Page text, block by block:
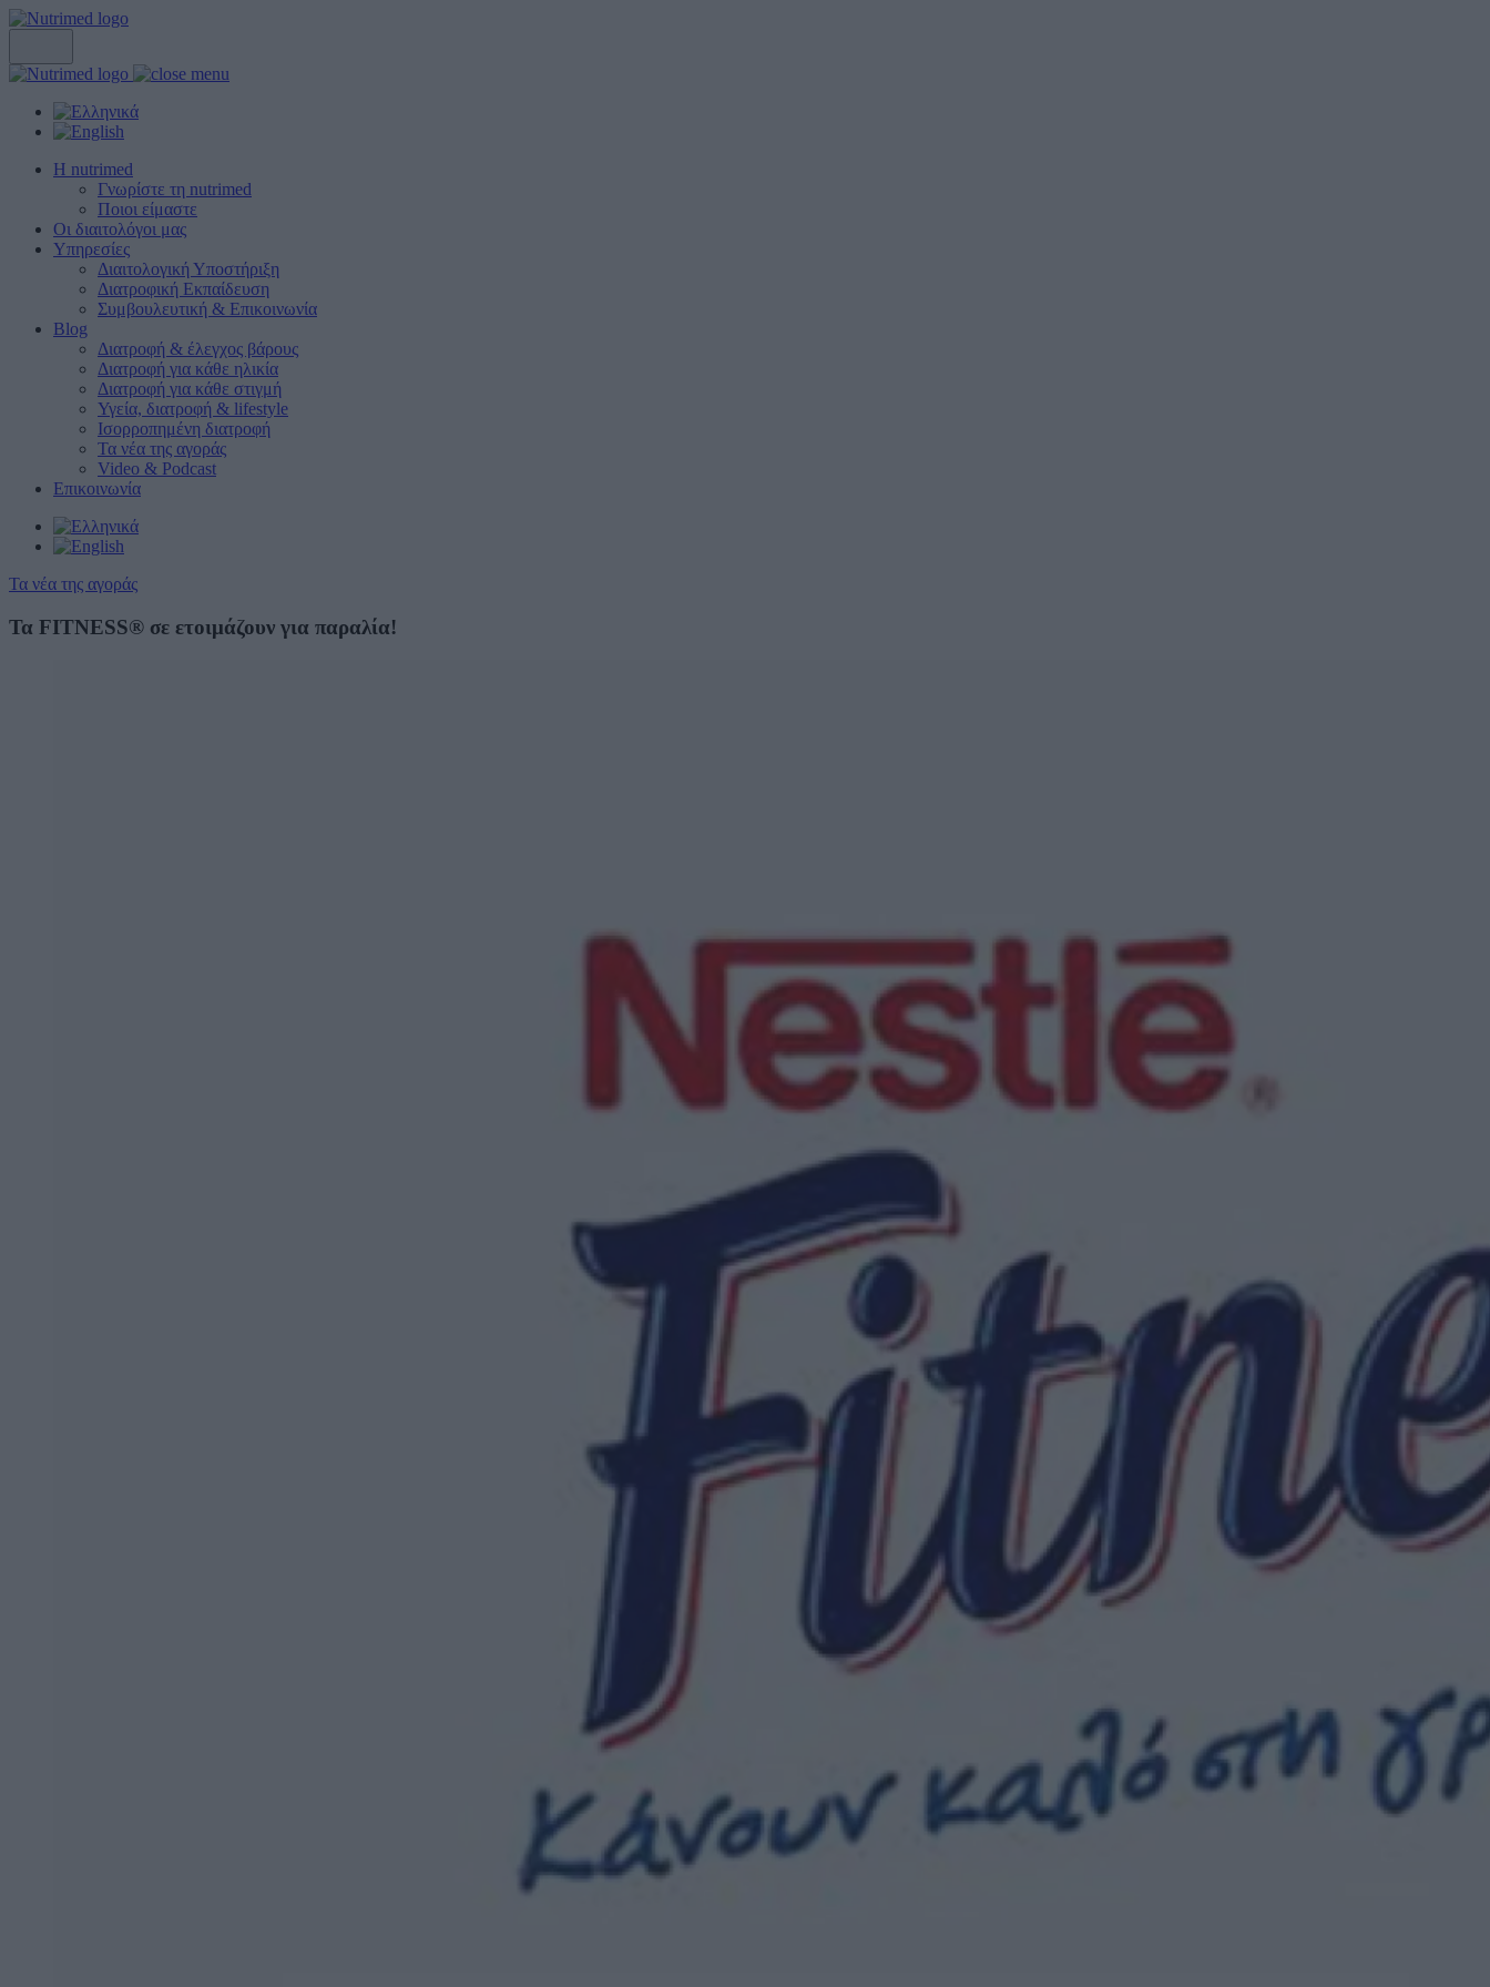
Η nutrimed
Γνωρίστε τη nutrimed
Ποιοι είμαστε
Οι διαιτολόγοι μας
Υπηρεσίες
Διαιτολογική Υποστήριξη
Διατροφική Εκπαίδευση
Συμβουλευτική & Επικοινωνία
Blog
Διατροφή & έλεγχος βάρους
Διατροφή για κάθε ηλικία
Διατροφή για κάθε στιγμή
Υγεία, διατροφή & lifestyle
Ισορροπημένη διατροφή
Τα νέα της αγοράς
Video & Podcast
Επικοινωνία
Τα νέα της αγοράς
Τα FITNESS® σε ετοιμάζουν για παραλία!